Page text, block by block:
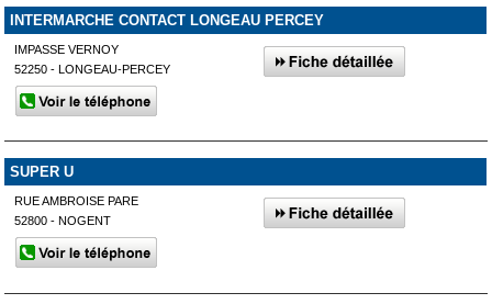
INTERMARCHE CONTACT LONGEAU PERCEY
IMPASSE VERNOY
52250 - LONGEAU-PERCEY
SUPER U
RUE AMBROISE PARE
52800 - NOGENT